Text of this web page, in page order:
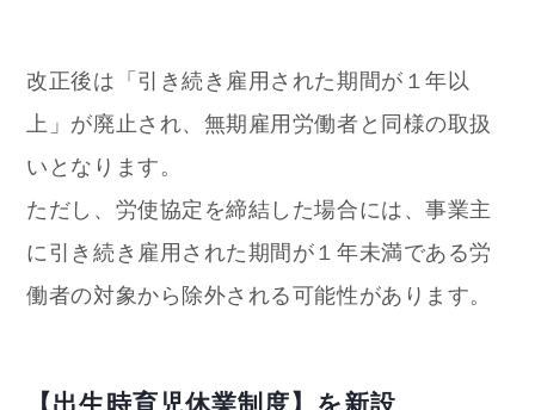
改正後は「引き続き雇用された期間が１年以
上」が廃止され、無期雇用労働者と同様の取扱
いとなります。
ただし、労使協定を締結した場合には、事業主
に引き続き雇用された期間が１年未満である労
働者の対象から除外される可能性があります。
【出生時育児休業制度】を新設